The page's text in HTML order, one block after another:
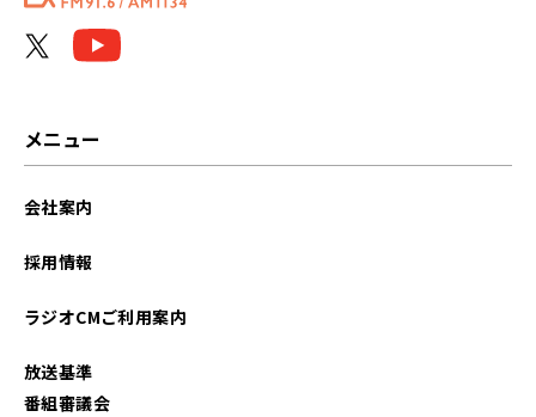
メニュー
会社案内
採用情報
ラジオCMご利用案内
放送基準
番組審議会